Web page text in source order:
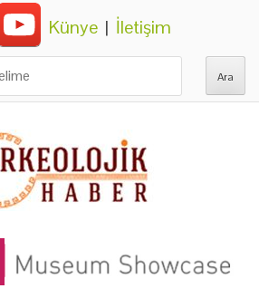
Künye | İletişim